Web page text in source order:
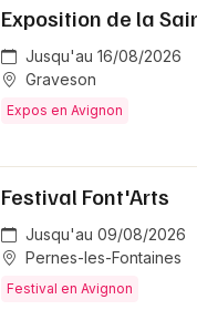
Exposition de la
Jusqu'au 16/08/2026
Graveson
Expos en Avignon
Festival Font'Arts
Jusqu'au 09/08/2026
Pernes-les-Fontaines
Festival en Avignon